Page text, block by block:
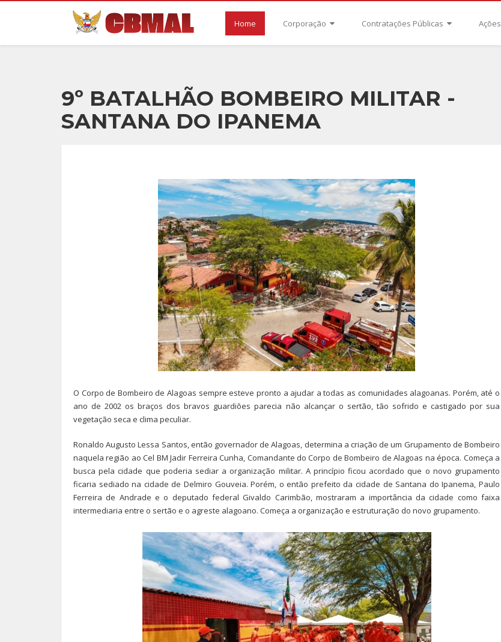
Home Corporação Contratações Públicas Ações
9º BATALHÃO BOMBEIRO MILITAR -
SANTANA DO IPANEMA
O Corpo de Bombeiro de Alagoas sempre esteve pronto a ajudar a todas as comunidades alagoanas. Porém, até o
ano de 2002 os braços dos bravos guardiões parecia não alcançar o sertão, tão sofrido e castigado por sua
vegetação seca e clima peculiar.
Ronaldo Augusto Lessa Santos, então governador de Alagoas, determina a criação de um Grupamento de Bombeiro
naquela região ao Cel BM Jadir Ferreira Cunha, Comandante do Corpo de Bombeiro de Alagoas na época. Começa a
busca pela cidade que poderia sediar a organização militar. A princípio ficou acordado que o novo grupamento
ficaria sediado na cidade de Delmiro Gouveia. Porém, o então prefeito da cidade de Santana do Ipanema, Paulo
Ferreira de Andrade e o deputado federal Givaldo Carimbão, mostraram a importância da cidade como faixa
intermediaria entre o sertão e o agreste alagoano. Começa a organização e estruturação do novo grupamento.